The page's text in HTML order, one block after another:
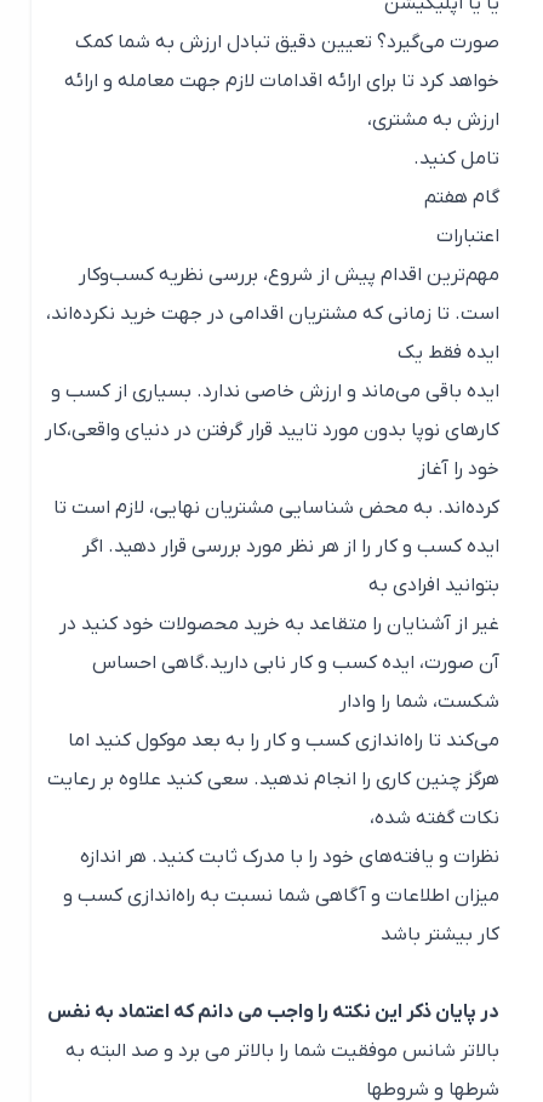
صورت می‌گیرد؟ تعیین دقیق تبادل ارزش به شما کمک
خواهد کرد تا برای ارائه اقدامات لازم جهت معامله و ارائه
ارزش به مشتری،
تامل کنید.
گام هفتم
اعتبارات
مهم‌ترین اقدام پیش از شروع، بررسی نظریه کسب‌وکار
است. تا زمانی که مشتریان اقدامی در جهت خرید نکرده‌اند،
ایده فقط یک
ایده باقی می‌ماند و ارزش خاصی ندارد. بسیاری از کسب و
کارهای نوپا بدون مورد تایید قرار گرفتن در دنیای واقعی،کار
خود را آغاز
کرده‌اند. به محض شناسایی مشتریان نهایی، لازم است تا
ایده کسب و کار را از هر نظر مورد بررسی قرار دهید. اگر
بتوانید افرادی به
غیر از آشنایان را متقاعد به خرید محصولات خود کنید در
آن صورت، ایده کسب و کار نابی دارید.گاهی احساس
شکست، شما را وادار
می‌کند تا راه‌اندازی کسب و کار را به بعد موکول کنید اما
هرگز چنین کاری را انجام ندهید. سعی کنید علاوه بر رعایت
نکات گفته شده،
نظرات و یافته‌های خود را با مدرک ثابت کنید. هر اندازه
میزان اطلاعات و آگاهی شما نسبت به راه‌اندازی کسب و
کار بیشتر باشد
در پایان ذکر این نکته را واجب می دانم که اعتماد به نفس
بالاتر شانس موفقیت شما را بالاتر می برد و صد البته به
شرطها و شروطها